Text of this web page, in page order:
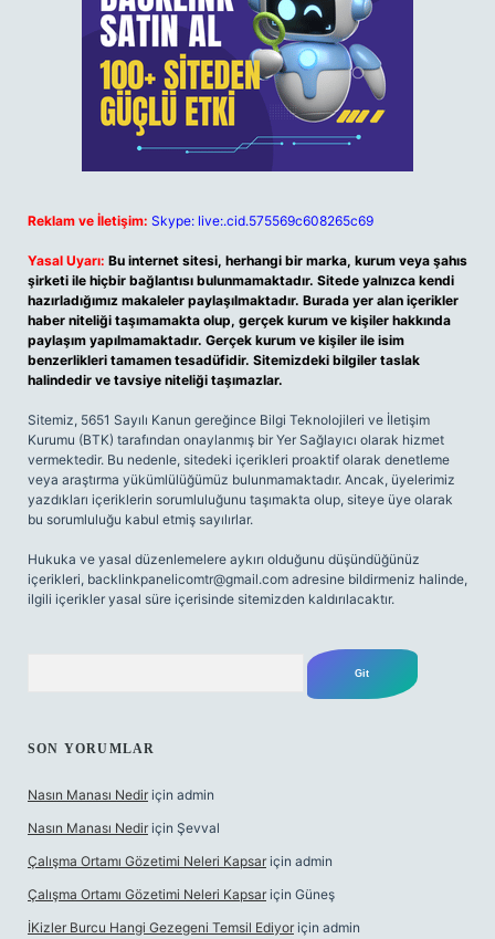
Reklam ve İletişim: Skype: live:.cid.575569c608265c69
Yasal Uyarı: Bu internet sitesi, herhangi bir marka, kurum veya şahıs
şirketi ile hiçbir bağlantısı bulunmamaktadır. Sitede yalnızca kendi
hazırladığımız makaleler paylaşılmaktadır. Burada yer alan içerikler
haber niteliği taşımamakta olup, gerçek kurum ve kişiler hakkında
paylaşım yapılmamaktadır. Gerçek kurum ve kişiler ile isim
benzerlikleri tamamen tesadüfidir. Sitemizdeki bilgiler taslak
halindedir ve tavsiye niteliği taşımazlar.
Sitemiz, 5651 Sayılı Kanun gereğince Bilgi Teknolojileri ve İletişim
Kurumu (BTK) tarafından onaylanmış bir Yer Sağlayıcı olarak hizmet
vermektedir. Bu nedenle, sitedeki içerikleri proaktif olarak denetleme
veya araştırma yükümlülüğümüz bulunmamaktadır. Ancak, üyelerimiz
yazdıkları içeriklerin sorumluluğunu taşımakta olup, siteye üye olarak
bu sorumluluğu kabul etmiş sayılırlar.
Hukuka ve yasal düzenlemelere aykırı olduğunu düşündüğünüz
içerikleri, backlinkpanelicomtr@gmail.com adresine bildirmeniz halinde,
ilgili içerikler yasal süre içerisinde sitemizden kaldırılacaktır.
SON YORUMLAR
Nasın Manası Nedir için admin
Nasın Manası Nedir için Şevval
Çalışma Ortamı Gözetimi Neleri Kapsar için admin
Çalışma Ortamı Gözetimi Neleri Kapsar için Güneş
İKizler Burcu Hangi Gezegeni Temsil Ediyor için admin